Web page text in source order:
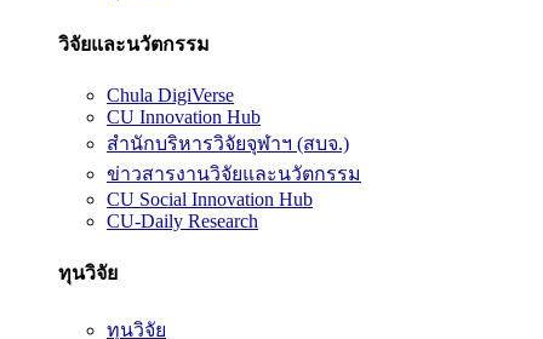
วิจัยและนวัตกรรม
Chula DigiVerse
CU Innovation Hub
สำนักบริหารวิจัยจุฬาฯ (สบจ.)
ข่าวสารงานวิจัยและนวัตกรรม
CU Social Innovation Hub
CU-Daily Research
ทุนวิจัย
ทุนวิจัย